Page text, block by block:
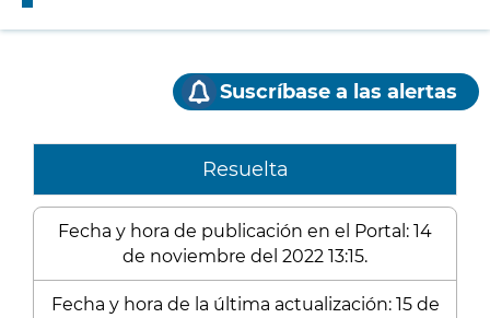
Suscríbase a las alertas
Resuelta
Fecha y hora de publicación en el Portal: 14
de noviembre del 2022 13:15.
Fecha y hora de la última actualización: 15 de